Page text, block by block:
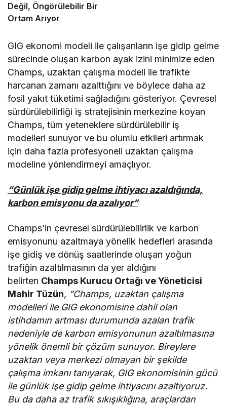
Değil, Öngörülebilir Bir
Ortam Arıyor
GIG ekonomi modeli ile çalışanların işe gidip gelme
sürecinde oluşan karbon ayak izini minimize eden
Champs, uzaktan çalışma modeli ile trafikte
harcanan zamanı azalttığını ve böylece daha az
fosil yakıt tüketimi sağladığını gösteriyor. Çevresel
sürdürülebilirliği iş stratejisinin merkezine koyan
Champs, tüm yeteneklere sürdürülebilir iş
modelleri sunuyor ve bu olumlu etkileri artırmak
için daha fazla profesyoneli uzaktan çalışma
modeline yönlendirmeyi amaçlıyor.
“Günlük işe gidip gelme ihtiyacı azaldığında,
karbon emisyonu da azalıyor”
Champs’in çevresel sürdürülebilirlik ve karbon
emisyonunu azaltmaya yönelik hedefleri arasında
işe gidiş ve dönüş saatlerinde oluşan yoğun
trafiğin azaltılmasının da yer aldığını
belirten Champs Kurucu Ortağı ve Yöneticisi
Mahir Tüzün, “Champs, uzaktan çalışma
modelleri ile GIG ekonomisine dahil olan
istihdamın artması durumunda azalan trafik
nedeniyle de karbon emisyonunun azaltılmasına
yönelik önemli bir çözüm sunuyor. Bireylere
uzaktan veya merkezi olmayan bir şekilde
çalışma imkanı tanıyarak, GIG ekonomisinin gücü
ile günlük işe gidip gelme ihtiyacını azaltıyoruz.
Bu da daha az trafik sıkışıklığına, araçlardan